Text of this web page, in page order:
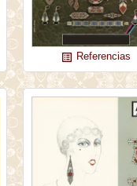
list_alt Referencias